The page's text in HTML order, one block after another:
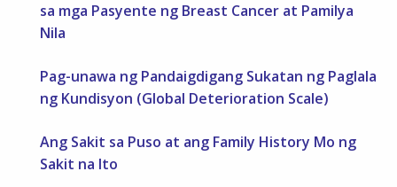
sa mga Pasyente ng Breast Cancer at Pamilya
Nila
Pag-unawa ng Pandaigdigang Sukatan ng Paglala
ng Kundisyon (Global Deterioration Scale)
Ang Sakit sa Puso at ang Family History Mo ng
Sakit na Ito